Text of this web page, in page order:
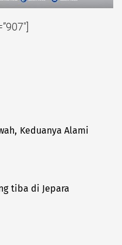
Keduanya Alami
tiba di Jepara